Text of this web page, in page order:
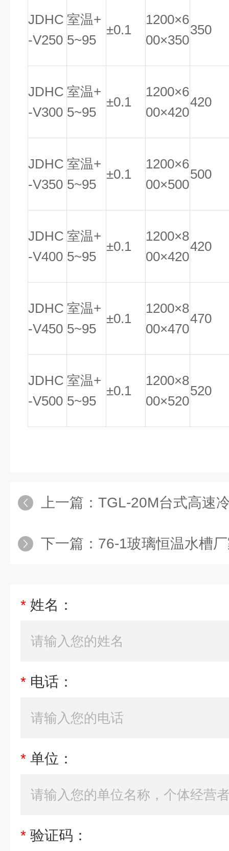
JDHC
-V250
室温+
5~95
±0.1
1200×6
00×350
350
JDHC
-V300
室温+
5~95
±0.1
1200×6
00×420
420
JDHC
-V350
室温+
5~95
±0.1
1200×6
00×500
500
JDHC
-V400
室温+
5~95
±0.1
1200×8
00×420
420
JDHC
-V450
室温+
5~95
±0.1
1200×8
00×470
470
JDHC
-V500
室温+
5~95
±0.1
1200×8
00×520
520
上一篇： TGL-20M台式高速冷冻离
下一篇： 76-1玻璃恒温水槽
* 姓名：
* 电话：
* 单位：
* 验证码：